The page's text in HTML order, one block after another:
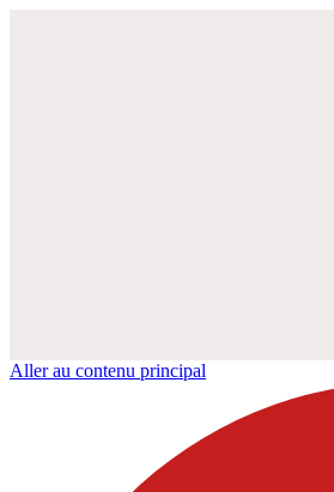
Aller au contenu principal